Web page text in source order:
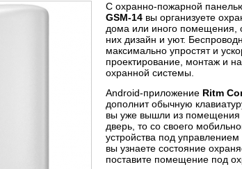
С охранно-пожарной
GSM-14 вы организуете
дома или иного помещения,
них дизайн и уют.
максимально упростят и
проектирование, монтаж и
охранной системы.
Android-приложение Ritm
дополнит обычную
вы уже вышли из помещения
дверь, то со своего
устройства под
вы узнаете состояние
поставите помещение под